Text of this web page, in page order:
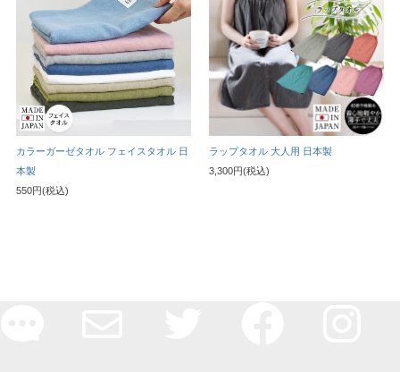
カラーガーゼタオル フェイスタオル 日
本製
550円(税込)
ラップタオル 大人用 日本製
3,300円(税込)